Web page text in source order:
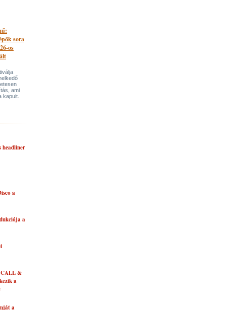
sora
os
ami
kapuit.
headliner
a
a
CALL &
a
a